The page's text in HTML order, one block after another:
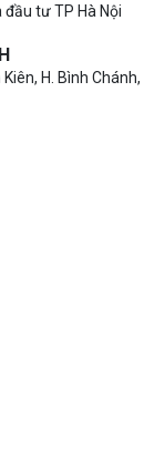
tư TP Hà Nội
H. Bình Chánh,